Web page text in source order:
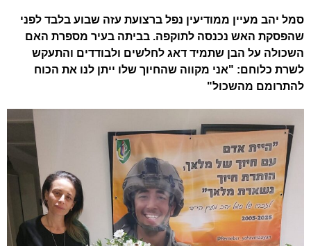
סמל יהב מעיין ממודיעין נפל ברצועת עזה שבוע בלבד לפני
שהפסקת האש נכנסה לתוקפה. בביתה בעיר מספרת האם
השכולה על הבן שתמיד דאג לחלשים ולבודדים והתעקש
לשרת כלוחם: "אני מקווה שהחיוך שלו ייתן לנו את הכוח
להתרומם מהשכול"